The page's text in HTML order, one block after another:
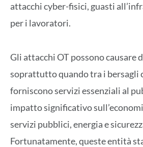
attacchi cyber-fisici, guasti
per i lavoratori.
Gli attacchi OT possono causare
soprattutto quando tra i bersagli
forniscono servizi essenziali al
impatto significativo
servizi pubblici, energia e
Fortunatamente, queste entità